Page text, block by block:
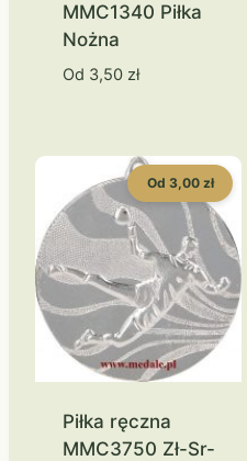
MMC1340 Piłka
Nożna
Od 3,50 zł
Od 3,00 zł
Piłka ręczna
MMC3750 Zł-Sr-